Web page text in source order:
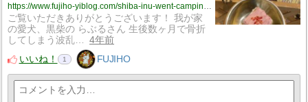
ご覧いただきありがとうございます！ 我が家
の愛犬、黒柴の らぶるさん 生後数ヶ月で骨折
してしまう波乱…
4年前
いいね！
1 FUJIHO